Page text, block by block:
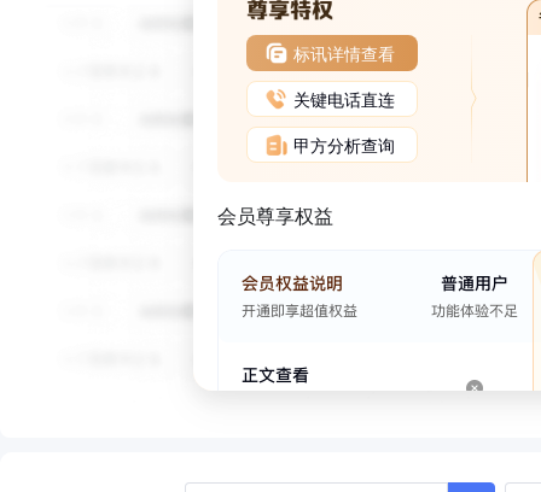
标讯详情查看
关键电话直连
甲方分析查询
会员尊享权益